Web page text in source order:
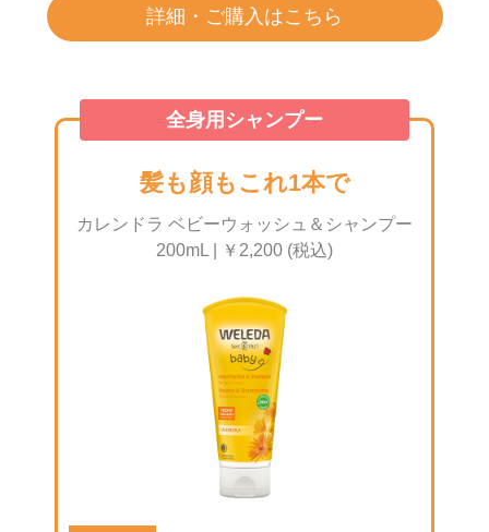
詳細・ご購入はこちら
全身用シャンプー
髪も顔もこれ1本で
カレンドラ ベビーウォッシュ＆シャンプー
200mL | ￥2,200 (税込)